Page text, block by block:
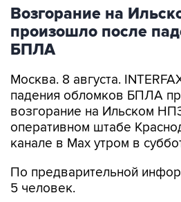
Возгорание на
произошло после
БПЛА
Москва. 8 августа.
падения обломков БПЛА
возгорание на Ильском
оперативном штабе
канале в Max утром в
По предварительной
5 человек.